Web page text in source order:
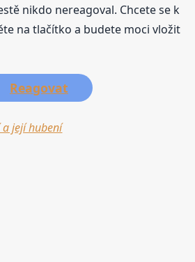
nikdo nereagoval. Chcete se k
na tlačítko a budete moci vložit
Reagovat
a její hubení